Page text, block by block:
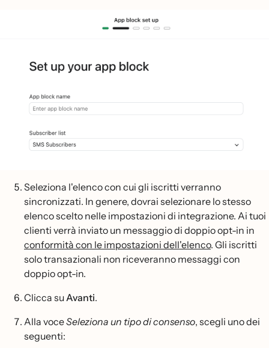
Seleziona l'elenco con cui gli iscritti verranno
sincronizzati. In genere, dovrai selezionare lo stesso
elenco scelto nelle impostazioni di integrazione. Ai tuoi
clienti verrà inviato un messaggio di doppio opt-in in
conformità con le impostazioni dell'elenco. Gli iscritti
solo transazionali non riceveranno messaggi con
doppio opt-in.
Clicca suAvanti.
Alla voceSeleziona un tipo di consenso, scegli uno dei
seguenti: